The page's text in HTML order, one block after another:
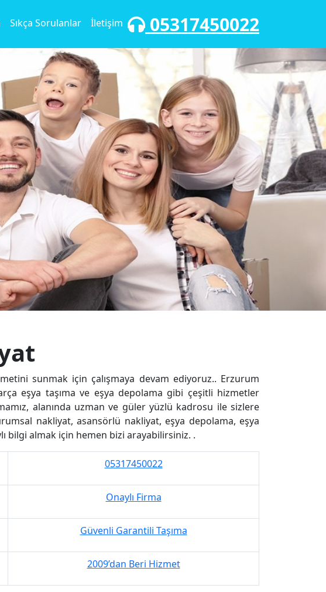
Sıkça Sorulanlar İletişim 05317450022
sunmak için çalışmaya devam ediyoruz.. Erzurum
eşya taşıma ve eşya depolama gibi çeşitli hizmetler
alanında uzman ve güler yüzlü kadrosu ile sizlere
nakliyat, asansörlü nakliyat, eşya depolama, eşya
bilgi almak için hemen bizi arayabilirsiniz. .
05317450022
Onaylı Firma
Güvenli Garantili Taşıma
2009’dan Beri Hizmet